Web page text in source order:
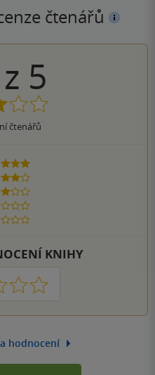
čtenářů
z 5
čtenářů
5 hvězdiček
4 hvězdičky
KNIHY
hodnocení